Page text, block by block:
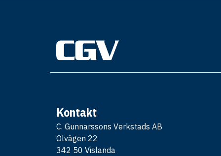
Kontakt
C. Gunnarssons Verkstads AB
Olvägen 22
342 50 Vislanda